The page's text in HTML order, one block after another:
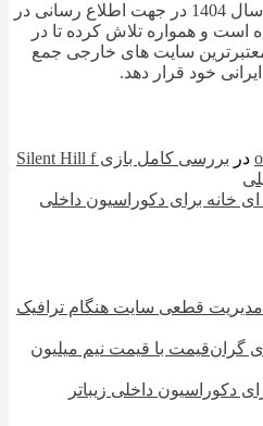
سایت مجله هوش مصنوعی از سال 1404 در جهت اطلاع رسانی در
و همواره تلاش کرده تا در
سایت های خارجی جمع
خود قرار دهد.
بررسی کامل بازی Silent Hill f
برای دکوراسیون داخلی
قطعی سایت هنگام ترافیک
با قیمت نیم میلیون
داخلی زیباتر